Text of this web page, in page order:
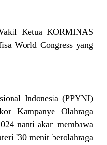
Ketua KORMINAS
World Congress yang
Indonesia (PPYNI)
Kampanye Olahraga
nanti akan membawa
'30 menit berolahraga